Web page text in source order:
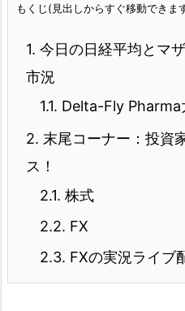
もくじ(見出しからすぐ移動できま
1. 今日の日経平均とマ
市況
1.1. Delta-Fly Pharma
2. 末尾コーナー：投資
ス！
2.1. 株式
2.2. FX
2.3. FXの実況ライブ